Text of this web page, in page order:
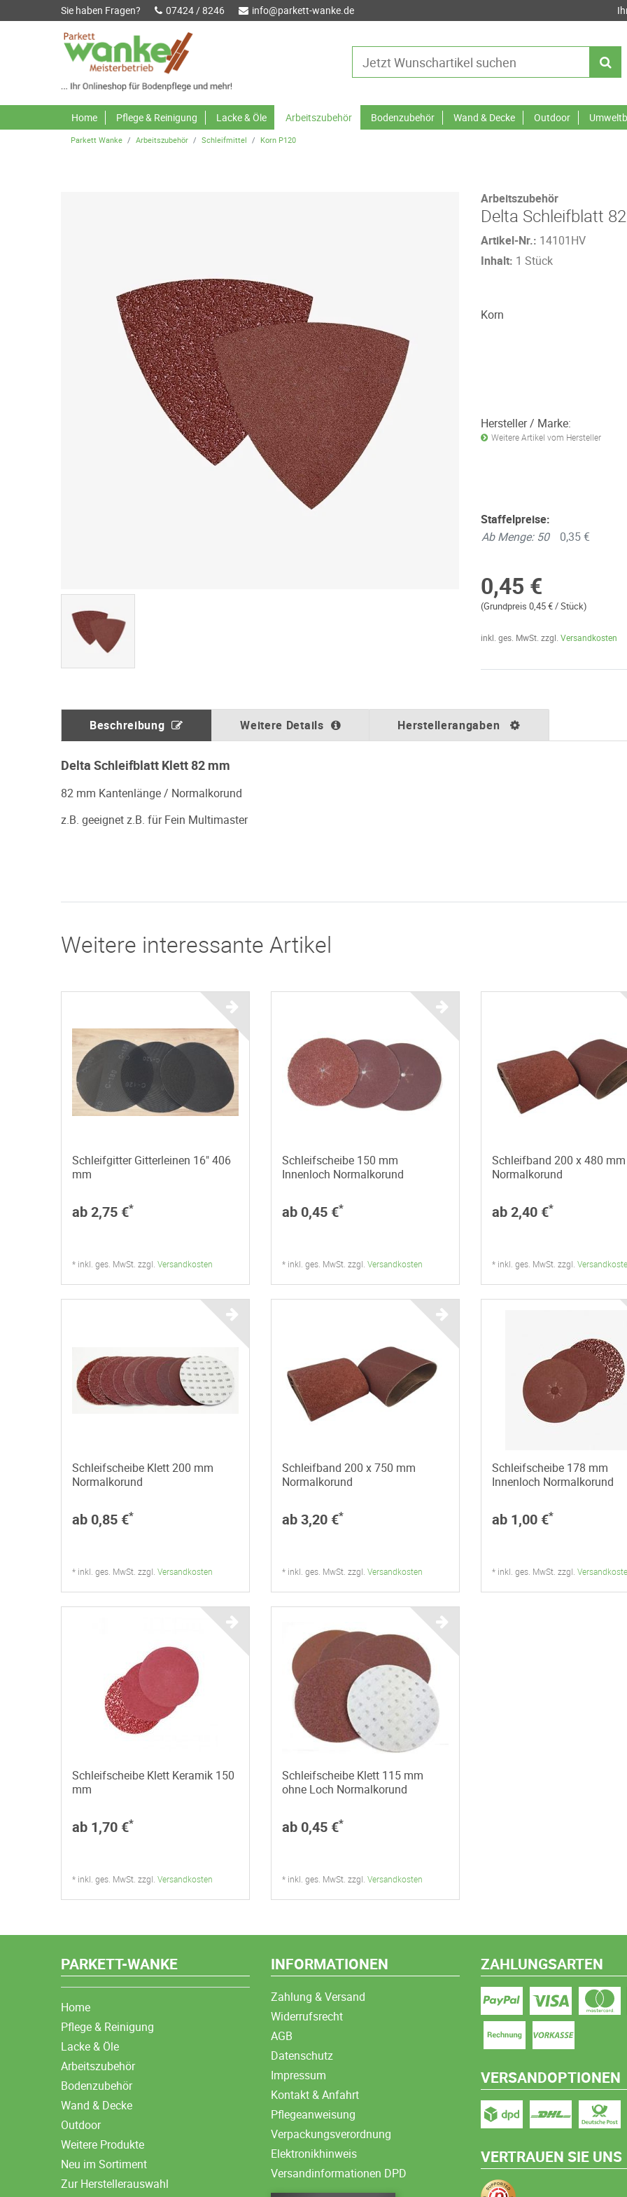
Sie haben Fragen? 07424 / 8246 info@parkett-wanke.de
Home Pflege & Reinigung Lacke & Öle Arbeitszubehör Bodenzubehör Wand & Decke Outdoor
Parkett Wanke Arbeitszubehör Schleifmittel Korn P120
Arbeitszubehör
Delta Schleifblatt
Artikel-Nr.: 14101HV
Inhalt: 1 Stück
Korn
Hersteller / Marke:
Weitere Artikel vom Hersteller
Staffelpreise:
Ab Menge: 50
0,35 €
0,45 €
(Grundpreis 0,45 € / Stück)
inkl. ges. MwSt. zzgl. Versandkosten
Beschreibung Weitere Details Herstellerangaben
Delta Schleifblatt Klett 82 mm
82 mm Kantenlänge / Normalkorund
z.B. geeignet z.B. für Fein Multimaster
Weitere interessante Artikel
Schleifgitter Gitterleinen 16" 406
mm
ab 2,75 €*
* inkl. ges. MwSt. zzgl. Versandkosten
Schleifscheibe 150 mm
Innenloch Normalkorund
ab 0,45 €*
* inkl. ges. MwSt. zzgl. Versandkosten
Schleifband 200 x 480 mm
Normalkorund
ab 2,40 €*
* inkl. ges. MwSt. zzgl.
Schleifscheibe Klett 200 mm
Normalkorund
ab 0,85 €*
* inkl. ges. MwSt. zzgl. Versandkosten
Schleifband 200 x 750 mm
Normalkorund
ab 3,20 €*
* inkl. ges. MwSt. zzgl. Versandkosten
Schleifscheibe 178 mm
Innenloch Normalkorund
ab 1,00 €*
* inkl. ges. MwSt. zzgl.
Schleifscheibe Klett Keramik 150
mm
ab 1,70 €*
* inkl. ges. MwSt. zzgl. Versandkosten
Schleifscheibe Klett 115 mm
ohne Loch Normalkorund
ab 0,45 €*
* inkl. ges. MwSt. zzgl. Versandkosten
PARKETT-WANKE
Home
Pflege & Reinigung
Lacke & Öle
Arbeitszubehör
Bodenzubehör
Wand & Decke
Outdoor
Weitere Produkte
Neu im Sortiment
Zur Herstellerauswahl
INFORMATIONEN
Zahlung & Versand
Widerrufsrecht
AGB
Datenschutz
Impressum
Kontakt & Anfahrt
Pflegeanweisung
Verpackungsverordnung
Elektronikhinweis
Versandinformationen DPD
ZAHLUNGSARTEN
VERSANDOPTIONEN
VERTRAUEN SIE UNS